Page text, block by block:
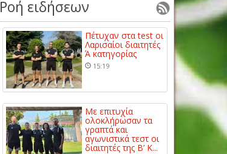
Ροή ειδήσεων
Πέτυχαν στα test οι
Λαρισαίοι διαιτητές
Ά κατηγορίας
15:19
Με επιτυχία
ολοκλήρωσαν τα
γραπτά και
αγωνιστικά τεστ οι
διαιτητές της Β’ Κ...